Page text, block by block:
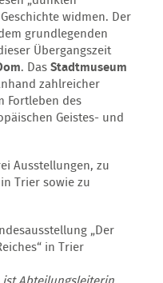
widmen. Der
grundlegenden
Übergangszeit
. Das Stadtmuseum
zahlreicher
Fortleben des
Geistes- und
Ausstellungen, zu
in Trier sowie zu
„Der
in Trier